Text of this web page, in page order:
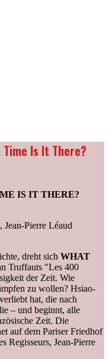
Is It There?
IS IT THERE?
Pierre Léaud
dreht sich WHAT
Truffauts "Les 400
der Zeit. Wie
zu wollen? Hsiao-
hat, die nach
– und beginnt, alle
Zeit. Die
auf dem Pariser Friedhof
Regisseurs, Jean-Pierre